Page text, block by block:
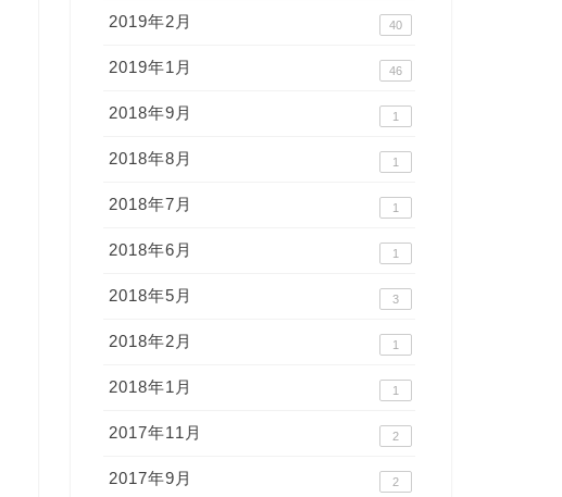
2019年2月 40
2019年1月 46
2018年9月 1
2018年8月 1
2018年7月 1
2018年6月 1
2018年5月 3
2018年2月 1
2018年1月 1
2017年11月 2
2017年9月 2